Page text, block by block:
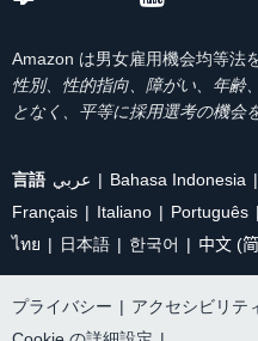
Amazon は男女雇用機会均等法
性別、性的指向、障がい、年齢
となく、平等に採用選考の機会
言語 عربي Bahasa Indonesia
Français
Italiano Português
ไทย
日本語 한국어 中文 (
プライバシー | アクセシビリテ